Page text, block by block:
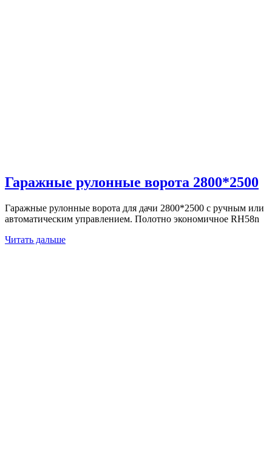
Гаражные рулонные ворота 2800*2500
Гаражные рулонные ворота для дачи 2800*2500 с ручным или
автоматическим управлением. Полотно экономичное RH58n
Читать дальше